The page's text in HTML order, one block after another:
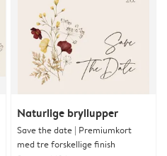
Naturlige bryllupper
Save the date | Premiumkort
med tre forskellige finish